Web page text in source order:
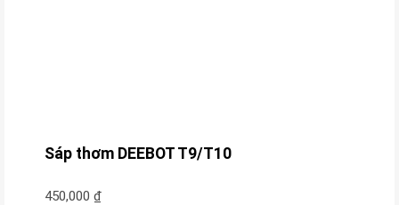
Sáp thơm DEEBOT T9/T10
450,000 ₫